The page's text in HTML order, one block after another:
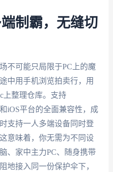
制霸，无缝切
不可能只局限于PC上的魔
中用手机浏览拍卖行，用
上整理仓库。支持
iOS平台的全面兼容性，成
支持一人多端设备同时登
意味着，你无需为不同设
、家中主力PC、随身携带
地接入同一份保护伞下，